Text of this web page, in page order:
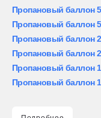
Пропановый баллон
Пропановый баллон
Пропановый баллон
Пропановый баллон
Пропановый баллон
Пропановый баллон